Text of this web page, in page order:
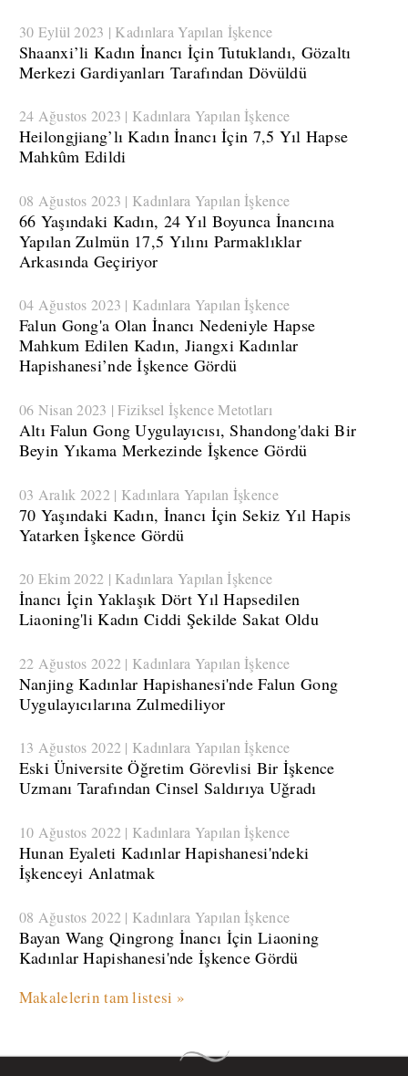
30 Eylül 2023 | Kadınlara Yapılan İşkence
​Shaanxi’li Kadın İnancı İçin Tutuklandı, Gözaltı
Merkezi Gardiyanları Tarafından Dövüldü
24 Ağustos 2023 | Kadınlara Yapılan İşkence
​Heilongjiang’lı Kadın İnancı İçin 7,5 Yıl Hapse
Mahkûm Edildi
08 Ağustos 2023 | Kadınlara Yapılan İşkence
​66 Yaşındaki Kadın, 24 Yıl Boyunca İnancına
Yapılan Zulmün 17,5 Yılını Parmaklıklar
Arkasında Geçiriyor
04 Ağustos 2023 | Kadınlara Yapılan İşkence
​Falun Gong'a Olan İnancı Nedeniyle Hapse
Mahkum Edilen Kadın, Jiangxi Kadınlar
Hapishanesi’nde İşkence Gördü
06 Nisan 2023 | Fiziksel İşkence Metotları
Altı Falun Gong Uygulayıcısı, Shandong'daki Bir
Beyin Yıkama Merkezinde İşkence Gördü
03 Aralık 2022 | Kadınlara Yapılan İşkence
70 Yaşındaki Kadın, İnancı İçin Sekiz Yıl Hapis
Yatarken İşkence Gördü
20 Ekim 2022 | Kadınlara Yapılan İşkence
İnancı İçin Yaklaşık Dört Yıl Hapsedilen
Liaoning'li Kadın Ciddi Şekilde Sakat Oldu
22 Ağustos 2022 | Kadınlara Yapılan İşkence
Nanjing Kadınlar Hapishanesi'nde Falun Gong
Uygulayıcılarına Zulmediliyor
13 Ağustos 2022 | Kadınlara Yapılan İşkence
Eski Üniversite Öğretim Görevlisi Bir İşkence
Uzmanı Tarafından Cinsel Saldırıya Uğradı
10 Ağustos 2022 | Kadınlara Yapılan İşkence
Hunan Eyaleti Kadınlar Hapishanesi'ndeki
İşkenceyi Anlatmak
08 Ağustos 2022 | Kadınlara Yapılan İşkence
Bayan Wang Qingrong İnancı İçin Liaoning
Kadınlar Hapishanesi'nde İşkence Gördü
Makalelerin tam listesi »